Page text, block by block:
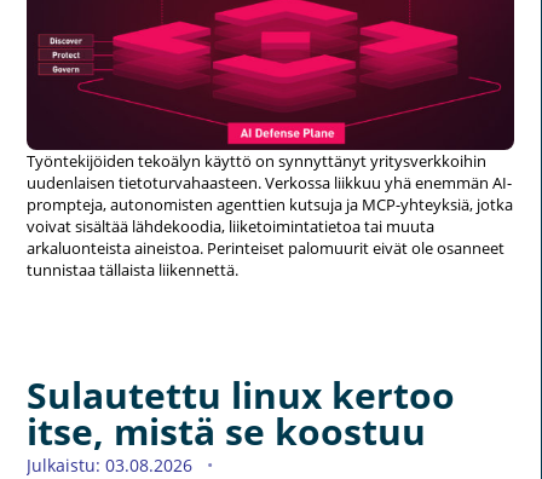
Työntekijöiden tekoälyn käyttö on synnyttänyt yritysverkkoihin
uudenlaisen tietoturvahaasteen. Verkossa liikkuu yhä enemmän AI-
prompteja, autonomisten agenttien kutsuja ja MCP-yhteyksiä, jotka
voivat sisältää lähdekoodia, liiketoimintatietoa tai muuta
arkaluonteista aineistoa. Perinteiset palomuurit eivät ole osanneet
tunnistaa tällaista liikennettä.
Sulautettu linux kertoo
itse, mistä se koostuu
Julkaistu: 03.08.2026